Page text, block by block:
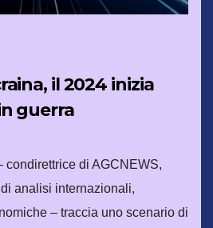
il 2024 inizia
guerra
condirettrice di AGCNEWS,
analisi internazionali,
– traccia uno scenario di